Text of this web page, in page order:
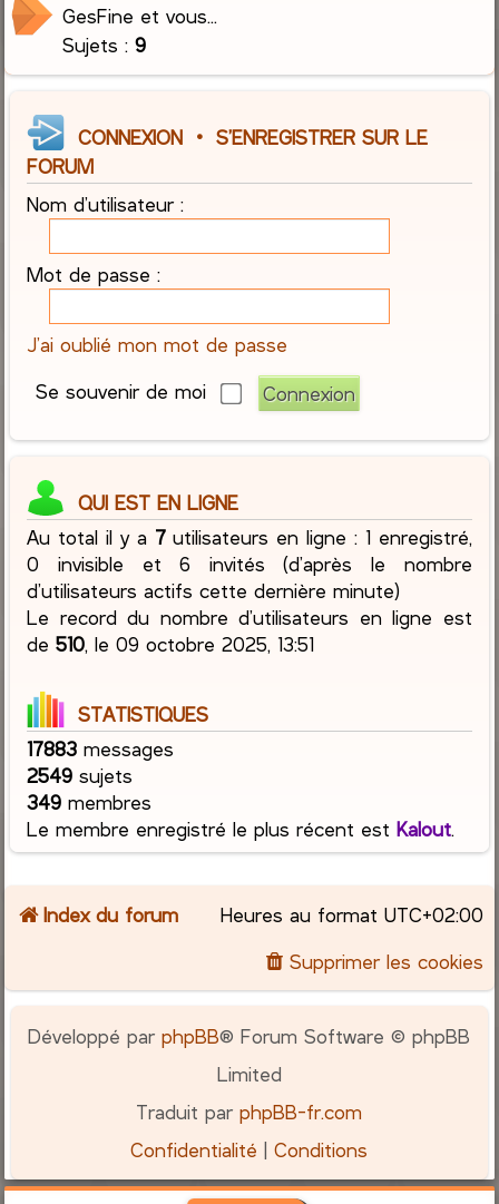
GesFine et vous...
Sujets :9
CONNEXION •S’ENREGISTRER SUR LE
FORUM
Nom d’utilisateur :
Mot de passe :
J’ai oublié mon mot de passe
Se souvenir de moi
QUI EST EN LIGNE
Au total il y a 7utilisateurs en ligne : 1 enregistré,
0 invisible et 6 invités (d’après le nombre
d’utilisateurs actifs cette dernière minute)
Le record du nombre d’utilisateurs en ligne est
de510, le 09 octobre 2025, 13:51
STATISTIQUES
17883 messages
2549 sujets
349 membres
Le membre enregistré le plus récent estKalout.
Index du forum Heures au format UTC+02:00
Supprimer les cookies
Développé parphpBB® Forum Software © phpBB
Limited
Traduit parphpBB-fr.com
Confidentialité |Conditions